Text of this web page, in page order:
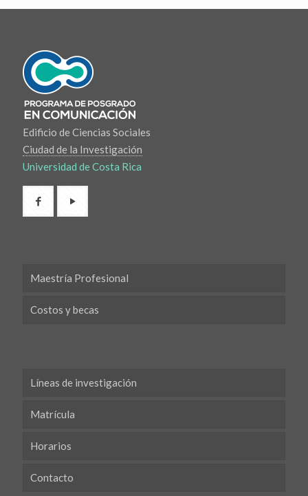
Edificio de Ciencias Sociales
Ciudad de la Investigación
Universidad de Costa Rica
Maestría Profesional
Costos y becas
Líneas de investigación
Matrícula
Horarios
Contacto